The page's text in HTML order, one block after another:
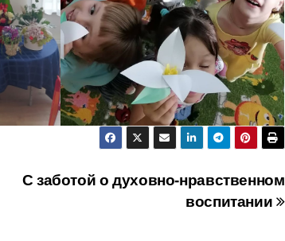
С заботой о духовно-нравственном
воспитании